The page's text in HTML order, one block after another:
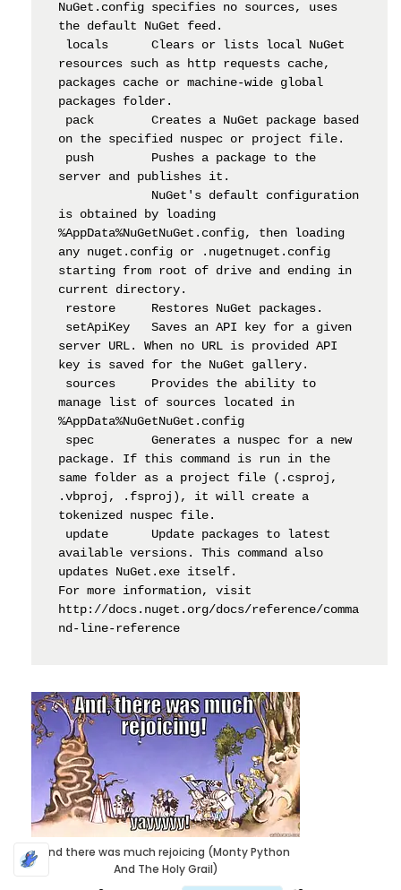
NuGet.config specifies no sources, uses
the default NuGet feed.
resources such as http requests cache,
packages cache or machine-wide global
packages folder.
on the specified nuspec or project file.
server and publishes it.
is obtained by loading
%AppData%NuGetNuGet.config, then loading
any nuget.config or .nugetnuget.config
starting from root of drive and ending in
current directory.
server URL. When no URL is provided API
key is saved for the NuGet gallery.
manage list of sources located in
%AppData%NuGetNuGet.config
package. If this command is run in the
same folder as a project file (.csproj,
.vbproj, .fsproj), it will create a
tokenized nuspec file.
available versions. This command also
updates NuGet.exe itself.
For more information, visit
http://docs.nuget.org/docs/reference/comma
nd-line-reference
And there was much rejoicing (Monty Python
And The Holy Grail)